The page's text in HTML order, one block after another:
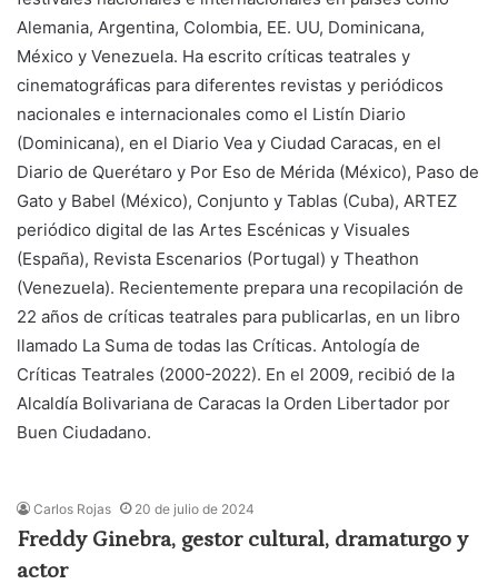
Alemania, Argentina, Colombia, EE. UU, Dominicana,
México y Venezuela. Ha escrito críticas teatrales y
cinematográficas para diferentes revistas y periódicos
nacionales e internacionales como el Listín Diario
(Dominicana), en el Diario Vea y Ciudad Caracas, en el
Diario de Querétaro y Por Eso de Mérida (México), Paso de
Gato y Babel (México), Conjunto y Tablas (Cuba), ARTEZ
periódico digital de las Artes Escénicas y Visuales
(España), Revista Escenarios (Portugal) y Theathon
(Venezuela). Recientemente prepara una recopilación de
22 años de críticas teatrales para publicarlas, en un libro
llamado La Suma de todas las Críticas. Antología de
Críticas Teatrales (2000-2022). En el 2009, recibió de la
Alcaldía Bolivariana de Caracas la Orden Libertador por
Buen Ciudadano.
Carlos Rojas 20 de julio de 2024
Freddy Ginebra, gestor cultural, dramaturgo y
actor